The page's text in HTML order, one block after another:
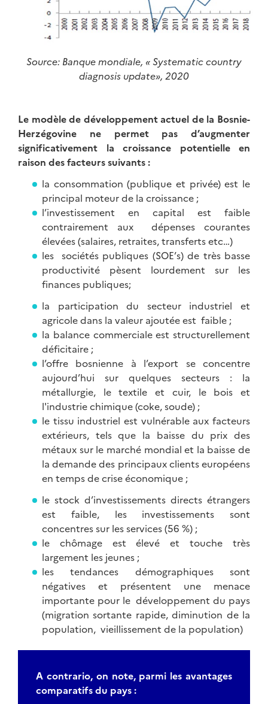
Source: Banque mondiale, « Systematic country
diagnosis update», 2020
Le modèle de développement actuel de la Bosnie-
Herzégovine ne permet pas d’augmenter
significativement la croissance potentielle en
raison des facteurs suivants :
la consommation (publique et privée) est le
principal moteur de la croissance ;
l’investissement en capital est faible
contrairement aux dépenses courantes
élevées (salaires, retraites, transferts etc…)
les sociétés publiques (SOE’s) de très basse
productivité pèsent lourdement sur les
finances publiques;
la participation du secteur industriel et
agricole dans la valeur ajoutée est faible ;
la balance commerciale est structurellement
déficitaire ;
l’offre bosnienne à l’export se concentre
aujourd’hui sur quelques secteurs : la
métallurgie, le textile et cuir, le bois et
l'industrie chimique (coke, soude) ;
le tissu industriel est vulnérable aux facteurs
extérieurs, tels que la baisse du prix des
métaux sur le marché mondial et la baisse de
la demande des principaux clients européens
en temps de crise économique ;
le stock d’investissements directs étrangers
est faible, les investissements sont
concentres sur les services (56 %) ;
le chômage est élevé et touche très
largement les jeunes ;
les tendances démographiques sont
négatives et présentent une menace
importante pour le développement du pays
(migration sortante rapide, diminution de la
population, vieillissement de la population)
A contrario, on note, parmi les avantages
comparatifs du pays :